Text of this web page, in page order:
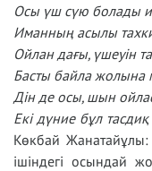
Осы үш сүю болады
Иманның асылы
Ойлан дағы, үшеуін
Басты байла жолына
Дін де осы, шын
Екі дүние бұл
Көкбай
ішіндегі осындай